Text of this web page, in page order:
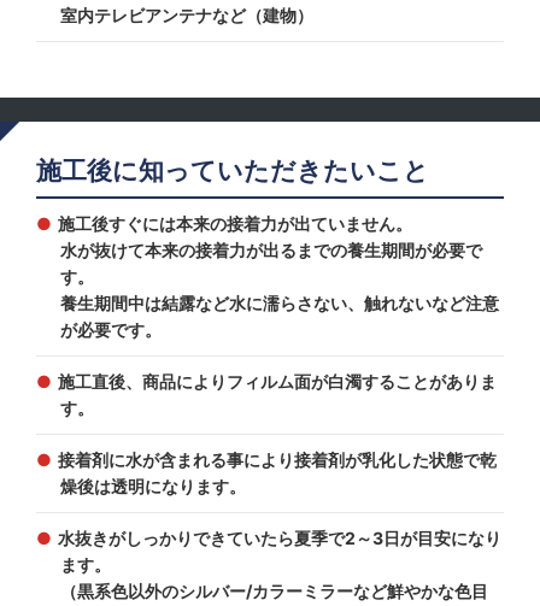
室内テレビアンテナなど（建物）
施工後に知っていただきたいこと
施工後すぐには本来の接着力が出ていません。
水が抜けて本来の接着力が出るまでの養生期間が必要で
す。
養生期間中は結露など水に濡らさない、触れないなど注意
が必要です。
施工直後、商品によりフィルム面が白濁することがありま
す。
接着剤に水が含まれる事により接着剤が乳化した状態で乾
燥後は透明になります。
水抜きがしっかりできていたら夏季で2～3日が目安になり
ます。
（黒系色以外のシルバー/カラーミラーなど鮮やかな色目